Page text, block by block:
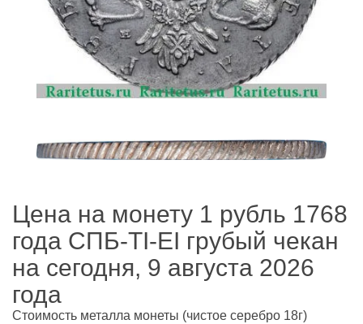
Цена на монету 1 рубль 1768
года СПБ-ТI-EI грубый чекан
на сегодня, 9 августа 2026
года
Стоимость металла монеты (чистое серебро 18г)